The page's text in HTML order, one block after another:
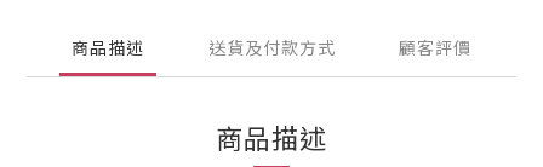
商品描述 送貨及付款方式 顧客評價
商品描述